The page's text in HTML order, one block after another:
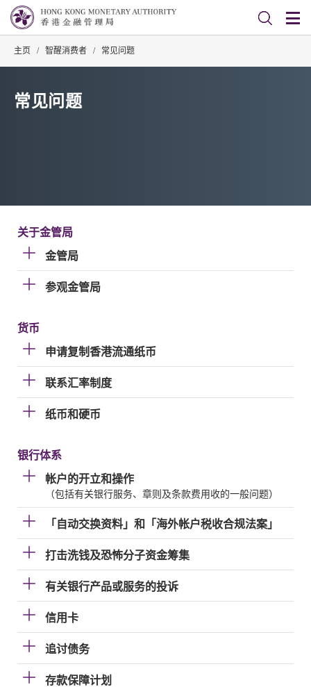
主页 / 智醒消费者 / 常见问题
常见问题
关于金管局
金管局
参观金管局
货币
申请复制香港流通纸币
联系汇率制度
纸币和硬币
银行体系
帐户的开立和操作
（包括有关银行服务、章则及条款费用收的一般问题）
「自动交换资料」和「海外帐户税收合规法案」
打击洗钱及恐怖分子资金筹集
有关银行产品或服务的投诉
信用卡
追讨债务
存款保障计划